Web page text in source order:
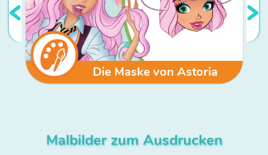
Die Maske von Astoria
Malbilder zum Ausdrucken